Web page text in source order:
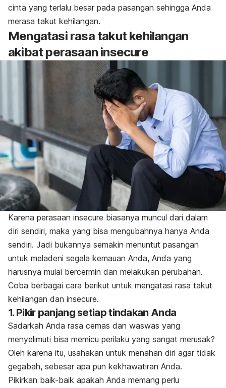
cinta yang terlalu besar pada pasangan sehingga Anda
merasa takut kehilangan.
Mengatasi rasa takut kehilangan
akibat perasaan insecure
Karena perasaan insecure biasanya muncul dari dalam
diri sendiri, maka yang bisa mengubahnya hanya Anda
sendiri. Jadi bukannya semakin menuntut pasangan
untuk meladeni segala kemauan Anda, Anda yang
harusnya mulai bercermin dan melakukan perubahan.
Coba berbagai cara berikut untuk mengatasi rasa takut
kehilangan dan insecure.
1. Pikir panjang setiap tindakan Anda
Sadarkah Anda rasa cemas dan waswas yang
menyelimuti bisa memicu perilaku yang sangat merusak?
Oleh karena itu, usahakan untuk menahan diri agar tidak
gegabah, sebesar apa pun kekhawatiran Anda.
Pikirkan baik-baik apakah Anda memang perlu